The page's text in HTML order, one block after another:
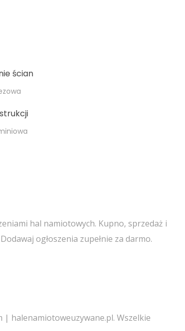
ścian
hal namiotowych. Kupno, sprzedaż i
ogłoszenia zupełnie za darmo.
| halenamiotoweuzywane.pl. Wszelkie